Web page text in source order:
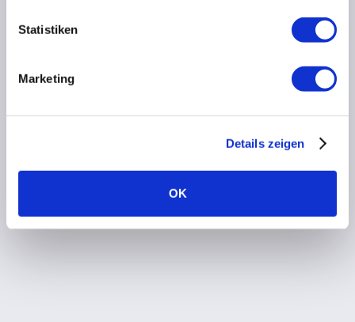
Statistiken
Marketing
Details zeigen
OK